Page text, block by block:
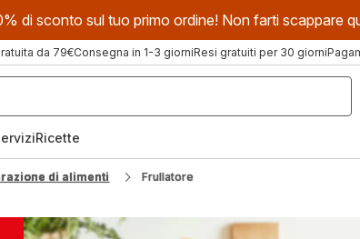
di sconto sul tuo primo ordine! Non farti scappare
da 79€Consegna in 1-3 giorniResi gratuiti per 30 giorni
Ricette
di alimenti Frullatore